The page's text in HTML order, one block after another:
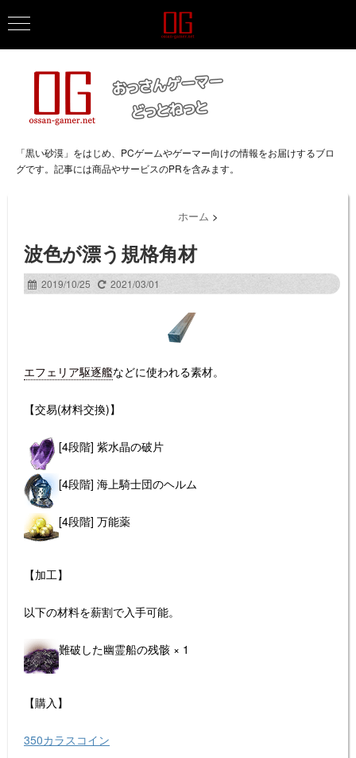
「黒い砂漠」をはじめ、PCゲームやゲーマー向けの情報をお届けするブロ
グです。記事には商品やサービスのPRを含みます。
ホーム >
波色が漂う規格角材
2019/10/25 2021/03/01
エフェリア駆逐艦などに使われる素材。
【交易(材料交換)】
[4段階] 紫水晶の破片
[4段階] 海上騎士団のヘルム
[4段階] 万能薬
【加工】
以下の材料を薪割で入手可能。
難破した幽霊船の残骸 × 1
【購入】
350カラスコイン